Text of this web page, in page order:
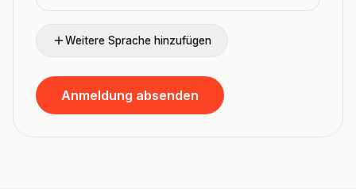
Weitere Sprache hinzufügen
Anmeldung absenden